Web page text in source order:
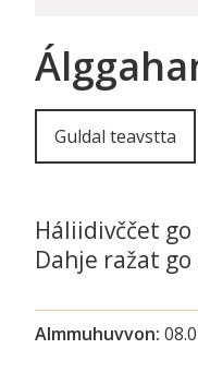
Guldal teavstta
Háliidivččet
Dahje ražat
Almmuhuvvon